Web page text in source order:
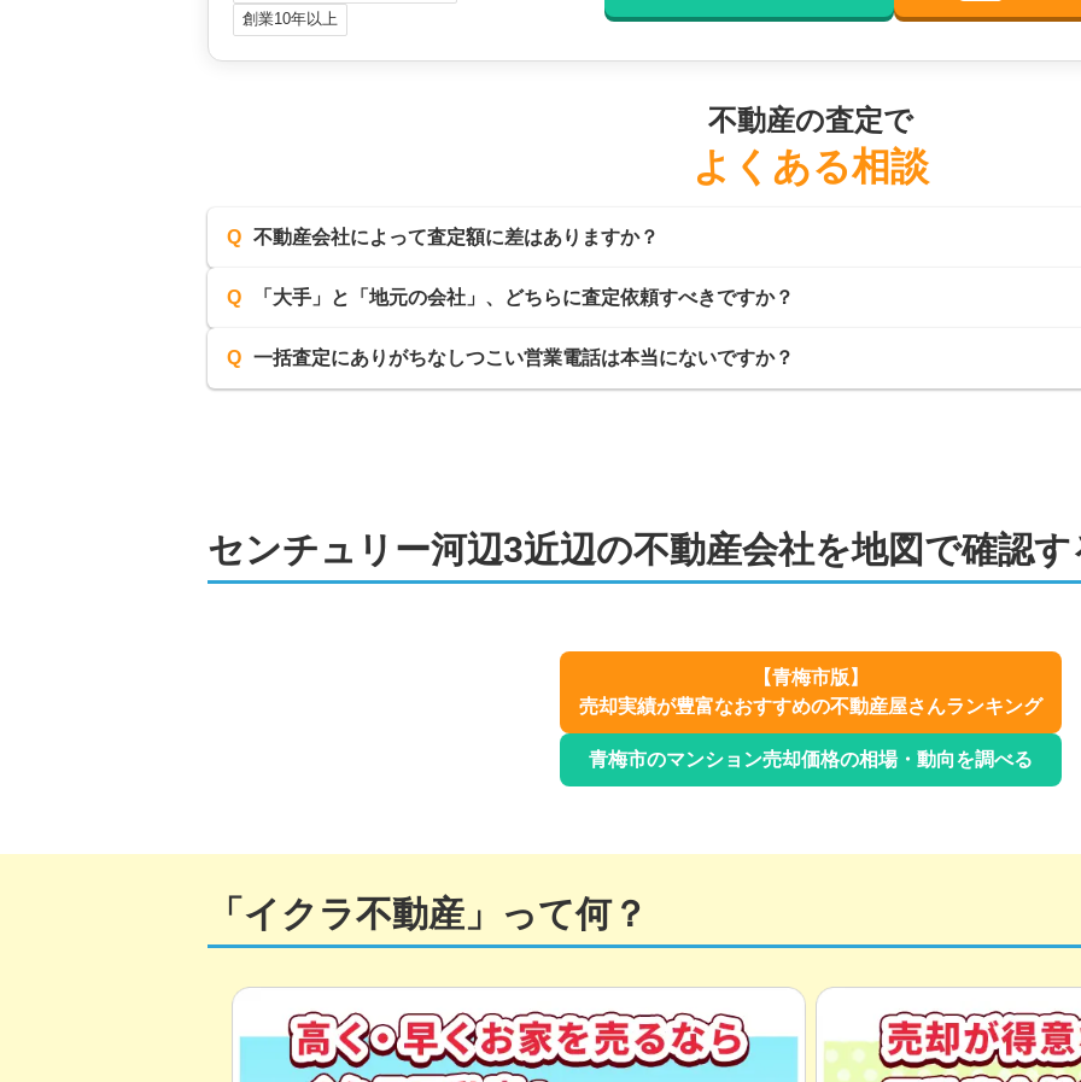
創業10年以上
不動産の査定で
よくある相談
Q 不動産会社によって査定額に差はありますか？
Q 「大手」と「地元の会社」、どちらに査定依頼すべきですか？
Q 一括査定にありがちなしつこい営業電話は本当にないですか？
センチュリー河辺3近辺の不動産会社を地図で確認す
【青梅市版】
売却実績が豊富なおすすめの不動産屋さんランキング
青梅市のマンション売却価格の相場・動向を調べる
「イクラ不動産」って何？